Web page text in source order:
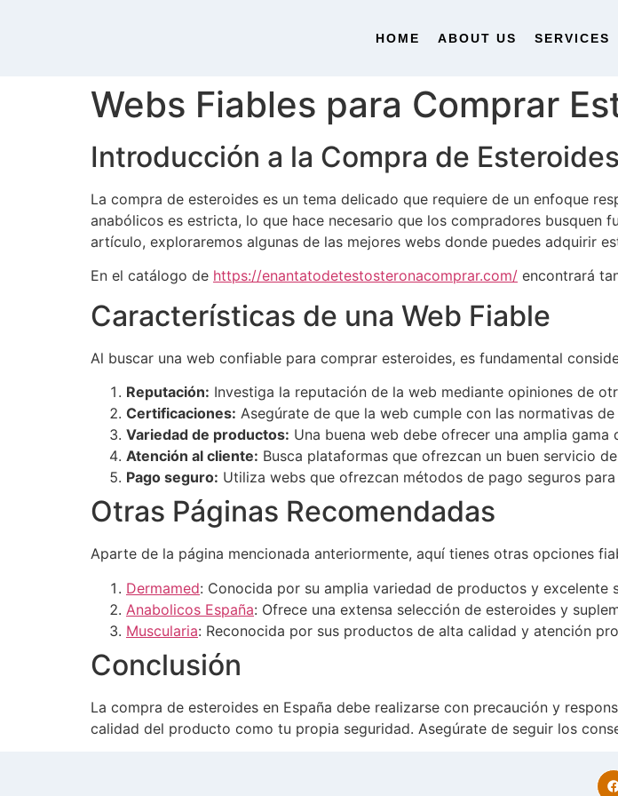
HOME ABOUT US SERVICES
Webs Fiables para Comprar
Introducción a la Compra de
La compra de esteroides es un tema delicado que requiere de un enfoque
anabólicos es estricta, lo que hace necesario que los compradores busquen
artículo, exploraremos algunas de las mejores webs donde puedes adquirir
En el catálogo de https://enantatodetestosteronacomprar.com/ encontrará
Características de una Web Fiable
Al buscar una web confiable para comprar esteroides, es fundamental
Reputación: Investiga la reputación de la web mediante opiniones de
Certificaciones: Asegúrate de que la web cumple con las normativas
Variedad de productos: Una buena web debe ofrecer una amplia
Atención al cliente: Busca plataformas que ofrezcan un buen servicio
Pago seguro: Utiliza webs que ofrezcan métodos de pago seguros
Otras Páginas Recomendadas
Aparte de la página mencionada anteriormente, aquí tienes otras opciones
Dermamed: Conocida por su amplia variedad de productos y excelente
Anabolicos España: Ofrece una extensa selección de esteroides y
Muscularia: Reconocida por sus productos de alta calidad y atención
Conclusión
La compra de esteroides en España debe realizarse con precaución y
calidad del producto como tu propia seguridad. Asegúrate de seguir los